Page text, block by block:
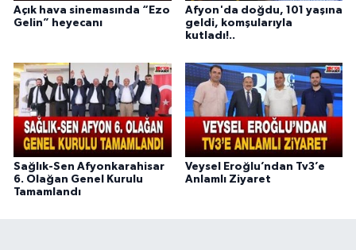
Açık hava sinemasında “Ezo
Gelin” heyecanı
Afyon'da doğdu, 101 yaşına
geldi, komşularıyla
kutladı!..
Sağlık-Sen Afyonkarahisar
6. Olağan Genel Kurulu
Tamamlandı
Veysel Eroğlu’ndan Tv3’e
Anlamlı Ziyaret